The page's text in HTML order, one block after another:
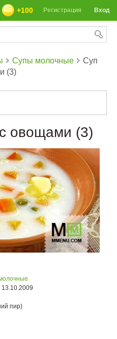
Вход
Регистрация
+100
Супы молочные
Суп
(3)
овощами (3)
13.10.2009
пир)